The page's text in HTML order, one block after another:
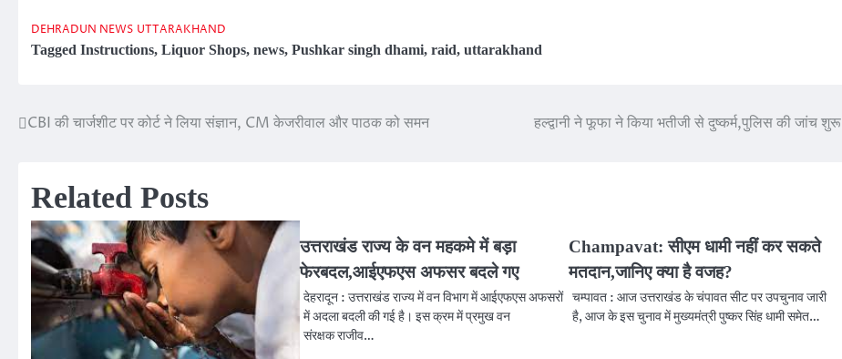
DEHRADUN NEWS UTTARAKHAND
Tagged Instructions, Liquor Shops, news, Pushkar singh dhami, raid, uttarakhand
Post
CBI की चार्जशीट पर कोर्ट ने लिया संज्ञान, CM केजरीवाल और पाठक को समन हल्द्वानी ने फूफा ने किया भतीजी से दुष्कर्म,पुलिस की जांच शुरू
Related Posts
उत्तराखंड राज्य के वन महकमे में बड़ा
फेरबदल,आईएफएस अफसर बदले गए
देहरादून : उत्तराखंड राज्य में वन विभाग में आईएफएस अफसरों
में अदला बदली की गई है। इस क्रम में प्रमुख वन
संरक्षक राजीव…
Champavat: सीएम धामी नहीं कर सकते
मतदान,जानिए क्या है वजह?
चम्पावत : आज उत्तराखंड के चंपावत सीट पर उपचुनाव जारी
है, आज के इस चुनाव में मुख्यमंत्री पुष्कर सिंह धामी समेत…